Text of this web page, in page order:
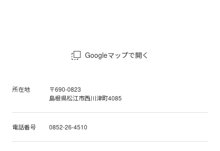
Googleマップで開く
所在地
〒690-0823
島根県松江市西川津町4085
電話番号 0852-26-4510